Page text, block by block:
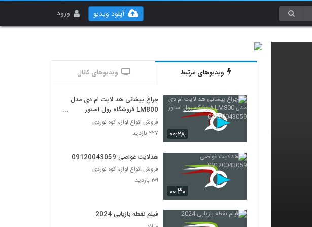
ورود آپلود ویدیو
ویدیوهای مرتبط ویدیوهای کانال
۰۰:۲۸
چراغ پیشانی هد لایت ام دی مدل
LM800 فروشگاه رول استور
09120043059
فروش انواع لوازم کوه نوردی
۲۲۷ بازدید
۰۰:۳۰
هدلایت غواصی 09120043059
فروش انواع لوازم کوه نوردی
۲۰۹ بازدید
فیلم نقطه بازیابی 2024